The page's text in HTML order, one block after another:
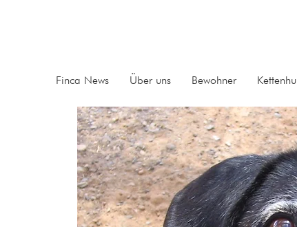
Finca News Über uns Bewohner